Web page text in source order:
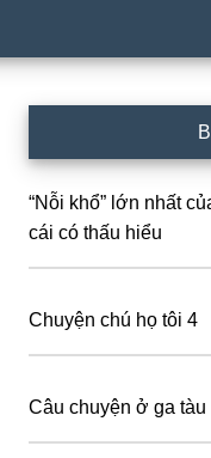
Sidebar
“Nỗi khổ” lớn nhất
cái có thấu hiểu
Chuyện chú họ tôi 4
Câu chuyện ở ga tàu